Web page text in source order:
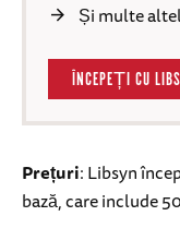
Și multe
ÎNCEPEȚI CU
Prețuri: Libsyn
bază, care include